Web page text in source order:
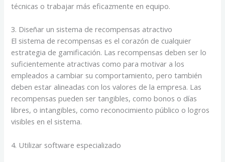
técnicas o trabajar más eficazmente en equipo.
3. Diseñar un sistema de recompensas atractivo
El sistema de recompensas es el corazón de cualquier
estrategia de gamificación. Las recompensas deben ser lo
suficientemente atractivas como para motivar a los
empleados a cambiar su comportamiento, pero también
deben estar alineadas con los valores de la empresa. Las
recompensas pueden ser tangibles, como bonos o días
libres, o intangibles, como reconocimiento público o logros
visibles en el sistema.
4. Utilizar software especializado